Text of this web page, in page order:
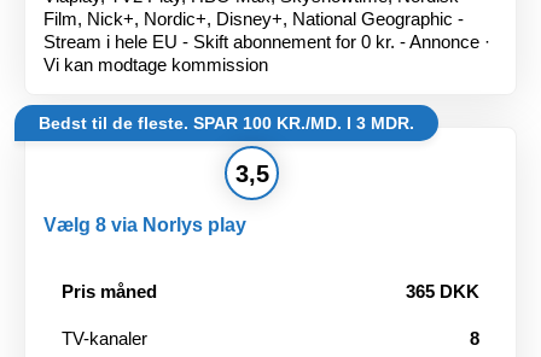
Film, Nick+, Nordic+, Disney+, National Geographic -
Stream i hele EU - Skift abonnement for 0 kr. - Annonce ·
Vi kan modtage kommission
Bedst til de fleste. SPAR 100 KR./MD. I 3 MDR.
Vælg 8 via Norlys play
3,5
Pris måned 365 DKK
TV-kanaler
8